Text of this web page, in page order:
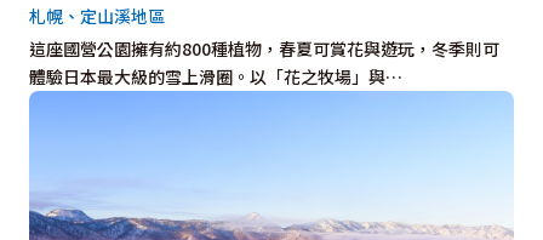
這座國營公園擁有約800種植物，春夏可賞花與遊玩，冬季則可
體驗日本最大級的雪上滑圈。以「花之牧場」與…
札幌、定山溪地區